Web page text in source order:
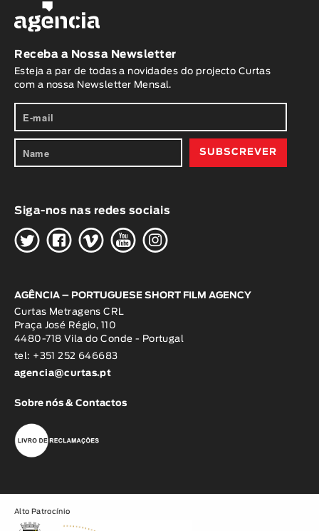
Receba a Nossa Newsletter
Esteja a par de todas a novidades do projecto Curtas
com a nossa Newsletter Mensal.
Siga-nos nas redes sociais
HGWOK
AGÊNCIA – PORTUGUESE SHORT FILM AGENCY
Curtas Metragens CRL
Praça José Régio, 110
4480-718 Vila do Conde - Portugal
tel: +351 252 646683
agencia@curtas.pt
Sobre nós & Contactos
Alto Patrocínio